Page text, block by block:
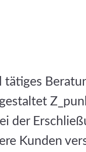
der
Kunden